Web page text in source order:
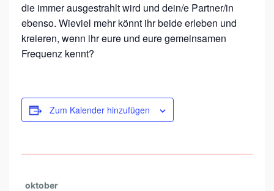
die immer ausgestrahlt wird und dein/e Partner/in
ebenso. Wieviel mehr könnt ihr beide erleben und
kreieren, wenn ihr eure und eure gemeinsamen
Frequenz kennt?
Zum Kalender hinzufügen
oktober